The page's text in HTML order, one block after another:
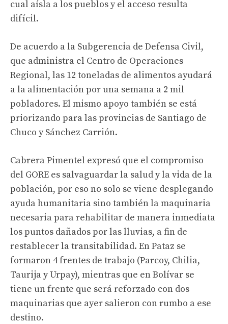
cual aísla a los pueblos y el acceso resulta
difícil.
De acuerdo a la Subgerencia de Defensa Civil,
que administra el Centro de Operaciones
Regional, las 12 toneladas de alimentos ayudará
a la alimentación por una semana a 2 mil
pobladores. El mismo apoyo también se está
priorizando para las provincias de Santiago de
Chuco y Sánchez Carrión.
Cabrera Pimentel expresó que el compromiso
del GORE es salvaguardar la salud y la vida de la
población, por eso no solo se viene desplegando
ayuda humanitaria sino también la maquinaria
necesaria para rehabilitar de manera inmediata
los puntos dañados por las lluvias, a fin de
restablecer la transitabilidad. En Pataz se
formaron 4 frentes de trabajo (Parcoy, Chilia,
Taurija y Urpay), mientras que en Bolívar se
tiene un frente que será reforzado con dos
maquinarias que ayer salieron con rumbo a ese
destino.